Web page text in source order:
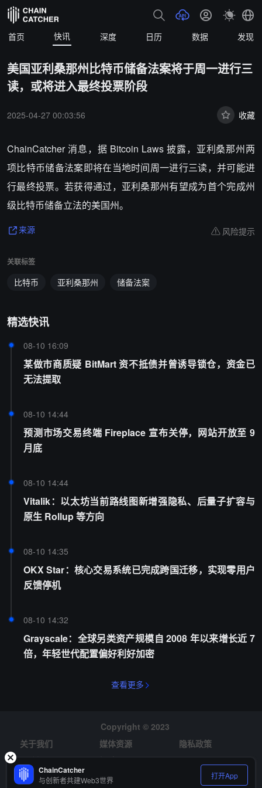
首页 快讯 深度 日历 数据 发现
美国亚利桑那州比特币储备法案将于周一进行三
读，或将进入最终投票阶段
2025-04-27 00:03:56 收藏
ChainCatcher 消息，据 Bitcoin Laws 披露，亚利桑那州两
项比特币储备法案即将在当地时间周一进行三读，并可能进
行最终投票。若获得通过，亚利桑那州有望成为首个完成州
级比特币储备立法的美国州。
来源 风险提示
关联标签
比特币 亚利桑那州 储备法案
精选快讯
08-10 16:09
某做市商质疑 BitMart 资不抵债并曾诱导锁仓，资金已
无法提取
08-10 14:44
预测市场交易终端 Fireplace 宣布关停，网站开放至 9
月底
08-10 14:44
Vitalik：以太坊当前路线图新增强隐私、后量子扩容与
原生 Rollup 等方向
08-10 14:35
OKX Star：核心交易系统已完成跨国迁移，实现零用户
反馈停机
08-10 14:32
Grayscale：全球另类资产规模自 2008 年以来增长近 7
倍，年轻世代配置偏好利好加密
查看更多
Copyright © 2023
关于我们
媒体资源
隐私政策
风险提示
招聘
ChainCatcher
与创新者共建Web3世界 打开App